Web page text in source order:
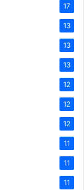
17
13
13
13
12
12
12
11
11
11